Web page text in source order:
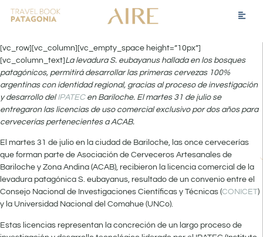
[vc_row][vc_column][vc_empty_space height=”10px”]
[vc_column_text] La levadura S. eubayanus hallada en los bosques
patagónicos, permitirá desarrollar las primeras cervezas 100%
argentinas con identidad regional, gracias al proceso de investigación
y desarrollo del IPATECen Bariloche. El martes 31 de julio se
entregaron las licencias de uso comercial exclusivo por dos años para
cervecerías pertenecientes a ACAB.
El martes 31 de julio en la ciudad de Bariloche, las once cervecerías
que forman parte de Asociación de Cerveceros Artesanales de
Bariloche y Zona Andina (ACAB), recibieron la licencia comercial de la
levadura patagónica S. eubayanus, resultado de un convenio entre el
Consejo Nacional de Investigaciones Científicas y Técnicas (CONICET)
y la Universidad Nacional del Comahue (UNCo).
Estas licencias representan la concreción de un largo proceso de